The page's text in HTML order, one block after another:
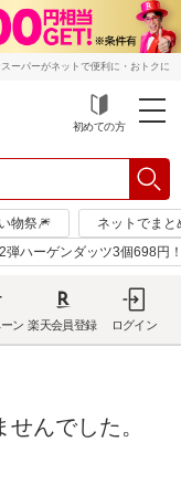
ーパーがネットで便利に・おトクに
初めての方
物祭🎆
ネットでまと
弾ハーゲンダッツ3個698円
ン 楽天会員登録 ログイン
んでした。